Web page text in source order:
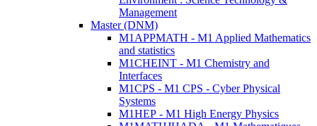
Management
Master (DNM)
M1APPMATH - M1 Applied Mathematics
and statistics
M1CHEINT - M1 Chemistry and
Interfaces
M1CPS - M1 CPS - Cyber Physical
Systems
M1HEP - M1 High Energy Physics